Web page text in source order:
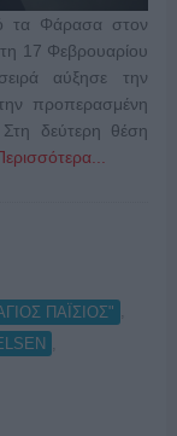
τα Φάρασα στον
17 Φεβρουαρίου
αύξησε την
προπερασμένη
δεύτερη θέση
ΠΑΪΣΙΟΣ"